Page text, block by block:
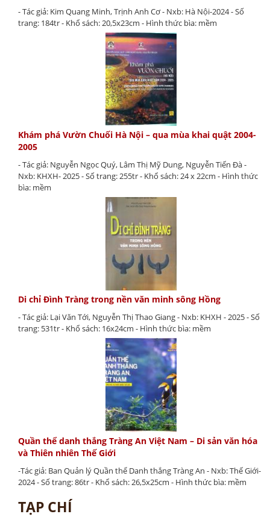
- Tác giả: Kim Quang Minh, Trịnh Anh Cơ - Nxb: Hà Nội-2024 - Số
trang: 184tr - Khổ sách: 20,5x23cm - Hình thức bìa: mềm
Khám phá Vườn Chuối Hà Nội – qua mùa khai quật 2004-
2005
- Tác giả: Nguyễn Ngọc Quý, Lâm Thị Mỹ Dung, Nguyễn Tiến Đà -
Nxb: KHXH- 2025 - Số trang: 255tr - Khổ sách: 24 x 22cm - Hình thức
bìa: mềm
Di chỉ Đình Tràng trong nền văn minh sông Hồng
- Tác giả: Lại Văn Tới, Nguyễn Thị Thao Giang - Nxb: KHXH - 2025 - Số
trang: 531tr - Khổ sách: 16x24cm - Hình thức bìa: mềm
Quần thể danh thắng Tràng An Việt Nam – Di sản văn hóa
và Thiên nhiên Thế Giới
-Tác giả: Ban Quản lý Quần thể Danh thắng Tràng An - Nxb: Thế Giới-
2024 - Số trang: 86tr - Khổ sách: 26,5x25cm - Hình thức bìa: mềm
TẠP CHÍ